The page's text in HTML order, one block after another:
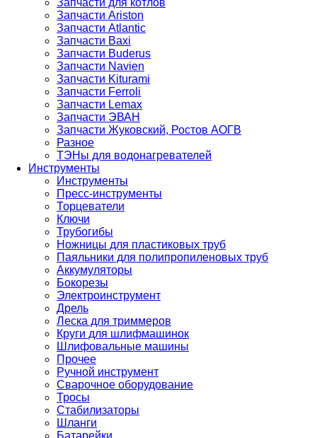
Запчасти для котлов
Запчасти Ariston
Запчасти Atlantic
Запчасти Baxi
Запчасти Buderus
Запчасти Navien
Запчасти Kiturami
Запчасти Ferroli
Запчасти Lemax
Запчасти ЭВАН
Запчасти Жуковский, Ростов АОГВ
Разное
ТЭНы для водонагревателей
Инструменты
Инструменты
Пресс-инструменты
Торцеватели
Ключи
Трубогибы
Ножницы для пластиковых труб
Паяльники для полипропиленовых труб
Аккумуляторы
Бокорезы
Электроинструмент
Дрель
Леска для триммеров
Круги для шлифмашинок
Шлифовальные машины
Прочее
Ручной инструмент
Сварочное оборудование
Тросы
Стабилизаторы
Шланги